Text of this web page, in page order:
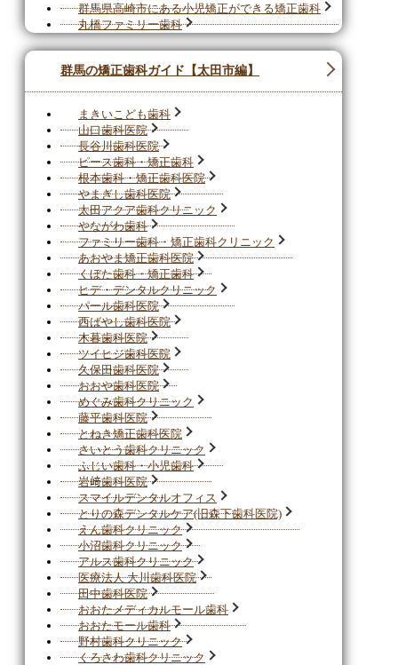
群馬県高崎市にある小児矯正ができる矯正歯科
丸橋ファミリー歯科
群馬の矯正歯科ガイド【太田市編】
まきいこども歯科
山口歯科医院
長谷川歯科医院
ピース歯科・矯正歯科
根本歯科・矯正歯科医院
やまぎし歯科医院
太田アクア歯科クリニック
やながわ歯科
ファミリー歯科・矯正歯科クリニック
あおやま矯正歯科医院
くぼた歯科・矯正歯科
ヒデ・デンタルクリニック
パール歯科医院
西ばやし歯科医院
木暮歯科医院
ツイヒジ歯科医院
久保田歯科医院
おおや歯科医院
めぐみ歯科クリニック
藤平歯科医院
とねき矯正歯科医院
さいとう歯科クリニック
ふじい歯科・小児歯科
岩﨑歯科医院
スマイルデンタルオフィス
とりの森デンタルケア(旧森下歯科医院)
えん歯科クリニック
小沼歯科クリニック
アルス歯科クリニック
医療法人 大川歯科医院
田中歯科医院
おおたメディカルモール歯科
おおたモール歯科
野村歯科クリニック
くろさわ歯科クリニック